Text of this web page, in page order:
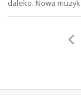
daleko. Nowa